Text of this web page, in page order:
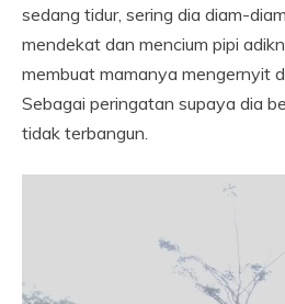
sedang tidur, sering dia diam-
mendekat dan mencium pipi
membuat mamanya mengernyit
Sebagai peringatan supaya dia
tidak terbangun.